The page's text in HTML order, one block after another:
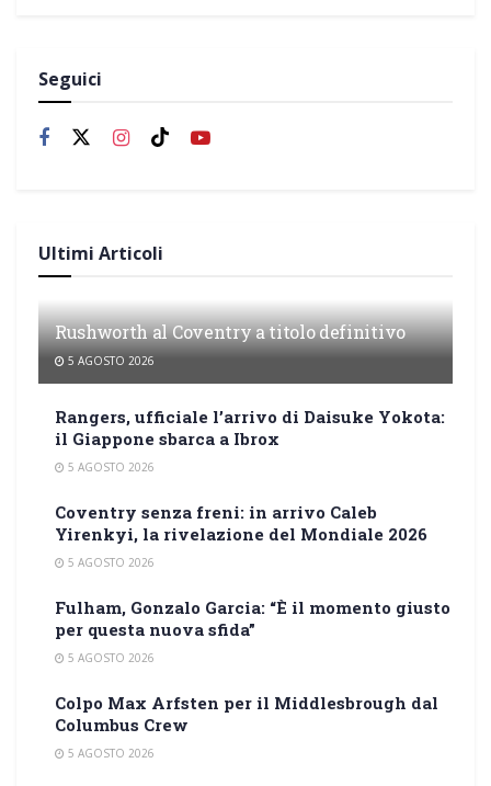
Seguici
Ultimi Articoli
Rushworth al Coventry a titolo definitivo
5 AGOSTO 2026
Rangers, ufficiale l’arrivo di Daisuke Yokota:
il Giappone sbarca a Ibrox
5 AGOSTO 2026
Coventry senza freni: in arrivo Caleb
Yirenkyi, la rivelazione del Mondiale 2026
5 AGOSTO 2026
Fulham, Gonzalo Garcia: “È il momento giusto
per questa nuova sfida”
5 AGOSTO 2026
Colpo Max Arfsten per il Middlesbrough dal
Columbus Crew
5 AGOSTO 2026